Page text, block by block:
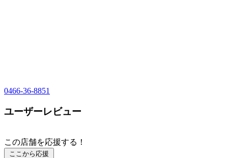
0466-36-8851
ユーザーレビュー
この店舗を応援する！
ここから応援